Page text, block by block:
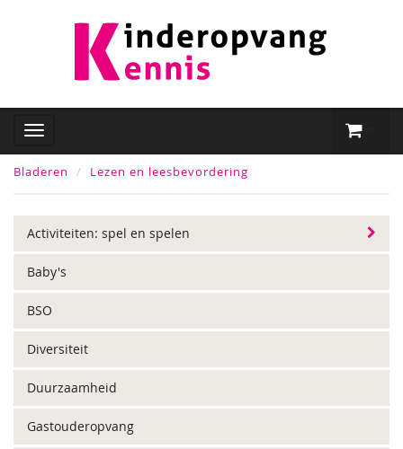
Bladeren Lezen en leesbevordering
Activiteiten: spel en spelen
Baby's
BSO
Diversiteit
Duurzaamheid
Gastouderopvang